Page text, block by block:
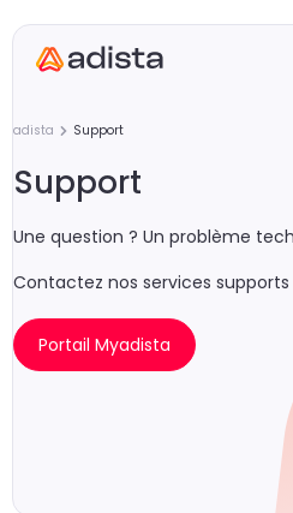
adista Support
Support
Une question ? Un problème
Contactez nos services
Portail Myadista